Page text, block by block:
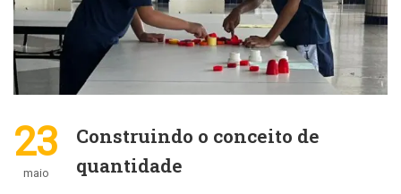
23
maio
Construindo o conceito de
quantidade